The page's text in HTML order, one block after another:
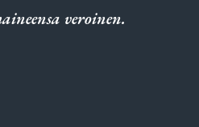
veroinen.